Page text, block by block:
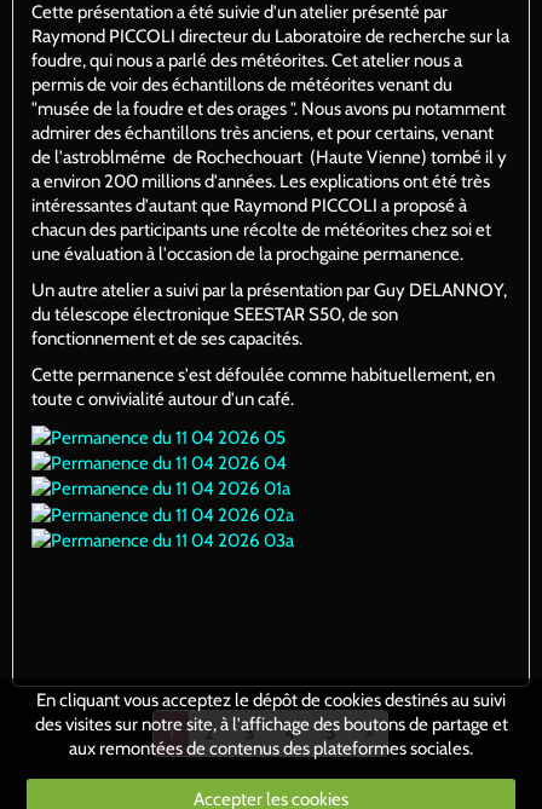
Cette présentation a été suivie d'un atelier présenté par
Raymond PICCOLI directeur du Laboratoire de recherche sur la
foudre, qui nous a parlé des météorites. Cet atelier nous a
permis de voir des échantillons de météorites venant du
"musée de la foudre et des orages ". Nous avons pu notamment
admirer des échantillons très anciens, et pour certains, venant
de l'astroblméme de Rochechouart (Haute Vienne) tombé il y
a environ 200 millions d'années. Les explications ont été très
intéressantes d'autant que Raymond PICCOLI a proposé à
chacun des participants une récolte de météorites chez soi et
une évaluation à l'occasion de la prochgaine permanence.
Un autre atelier a suivi par la présentation par Guy DELANNOY,
du télescope électronique SEESTAR S50, de son
fonctionnement et de ses capacités.
Cette permanence s'est défoulée comme habituellement, en
toute c onvivialité autour d'un café.
1 2 3 4 5 >
En cliquant vous acceptez le dépôt de cookies destinés au suivi
des visites sur notre site, à l'affichage des boutons de partage et
aux remontées de contenus des plateformes sociales.
Accepter les cookies